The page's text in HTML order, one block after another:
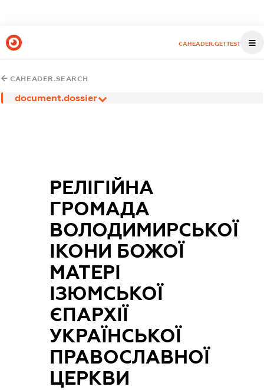
CAHEADER.GETTEST
CAHEADER.SEARCH
document.dossier
РЕЛІГІЙНА
ГРОМАДА
ВОЛОДИМИРСЬКОЇ
ІКОНИ БОЖОЇ
МАТЕРІ
ІЗЮМСЬКОЇ
ЄПАРХІЇ
УКРАЇНСЬКОЇ
ПРАВОСЛАВНОЇ
ЦЕРКВИ